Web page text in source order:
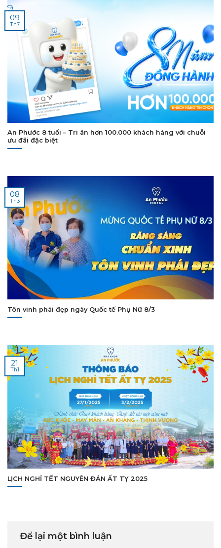
An Phước 8 tuổi – Tri ân hơn 100.000 khách hàng với chuỗi
ưu đãi đặc biệt
09
Th7
Tôn vinh phái đẹp ngày Quốc tế Phụ Nữ 8/3
08
Th3
LỊCH NGHỈ TẾT NGUYÊN ĐÁN ẤT TỴ 2025
21
Th1
Để lại một bình luận